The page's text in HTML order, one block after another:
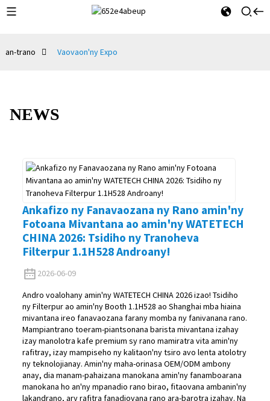
an-trano Vaovaon'ny Expo
NEWS
Ankafizo ny Fanavaozana ny Rano amin'ny
Fotoana Mivantana ao amin'ny WATETECH
CHINA 2026: Tsidiho ny Tranoheva
Filterpur 1.1H528 Androany!
2026-06-09
Andro voalohany amin'ny WATETECH CHINA 2026 izao! Tsidiho
ny Filterpur ao amin'ny Booth 1.1H528 ao Shanghai mba hiaina
mivantana ireo fanavaozana farany momba ny fanivanana rano.
Mampiantrano toeram-piantsonana barista mivantana izahay
izay manolotra kafe premium sy rano mamiratra vita amin'ny
rafitray, izay mampiseho ny kalitaon'ny tsiro avo lenta atolotry
ny teknolojianay. Amin'ny maha-orinasa OEM/ODM ambony
anay, dia manam-pahaizana manokana amin'ny fanamboarana
manokana ho an'ny mpanadio rano birao, fitaovana ambanin'ny
lakandrano, ary rafitra fanadiovana rano ara-barotra izahay. Na